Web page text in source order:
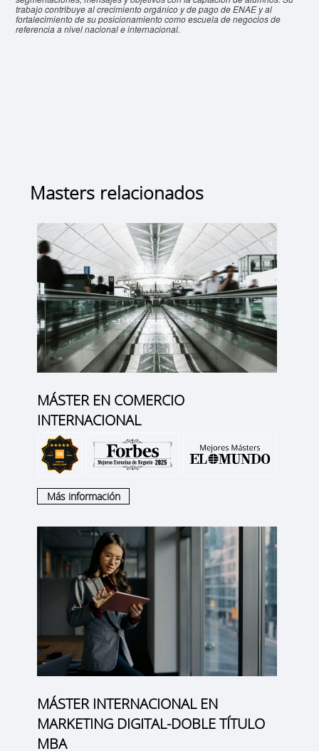
trabajo contribuye al crecimiento orgánico y de pago de ENAE y al
fortalecimiento de su posicionamiento como escuela de negocios de
referencia a nivel nacional e internacional.
Masters relacionados
MÁSTER EN COMERCIO
INTERNACIONAL
Más información
MÁSTER INTERNACIONAL EN
MARKETING DIGITAL-DOBLE TÍTULO
MBA